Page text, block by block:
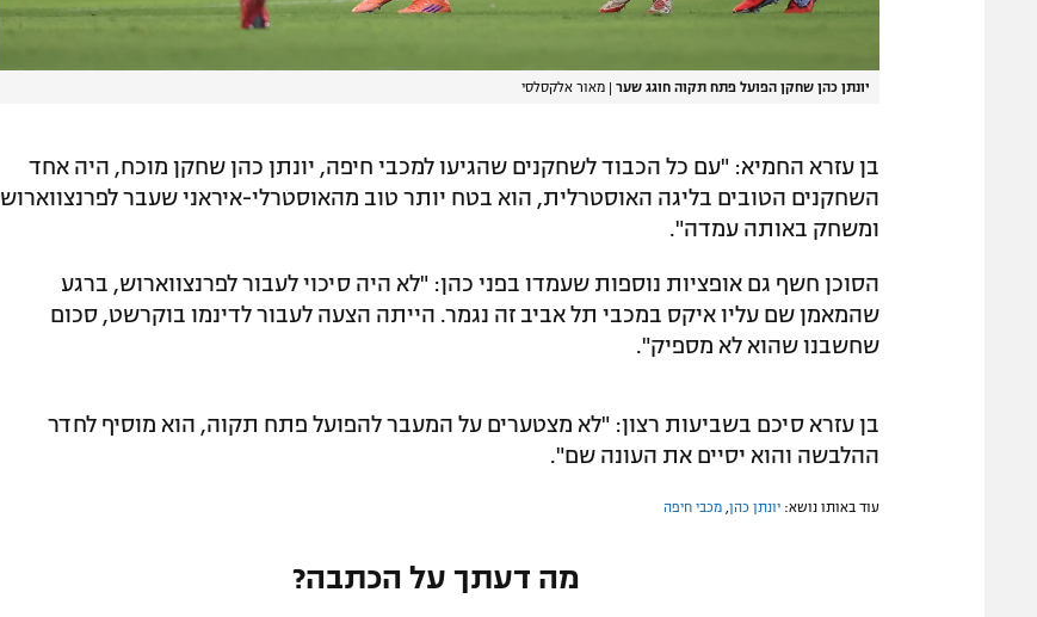
יונתן כהן שחקן הפועל פתח תקוה חוגג שער מאור אלקסלסי
בן עזרא החמיא: "עם כל הכבוד לשחקנים שהגיעו למכבי חיפה, יונתן כהן שחקן מוכח, היה אחד
השחקנים הטובים בליגה האוסטרלית, הוא בטח יותר טוב מהאוסטרלי-איראני שעבר לפרנצווארוש
ומשחק באותה עמדה".
הסוכן חשף גם אופציות נוספות שעמדו בפני כהן: "לא היה סיכוי לעבור לפרנצווארוש, ברגע
שהמאמן שם עליו איקס במכבי תל אביב זה נגמר. הייתה הצעה לעבור לדינמו בוקרשט, סכום
שחשבנו שהוא לא מספיק".
בן עזרא סיכם בשביעות רצון: "לא מצטערים על המעבר להפועל פתח תקוה, הוא מוסיף לחדר
ההלבשה והוא יסיים את העונה שם".
עוד באותו נושא: יונתן כהן, מכבי חיפה
מה דעתך על הכתבה?